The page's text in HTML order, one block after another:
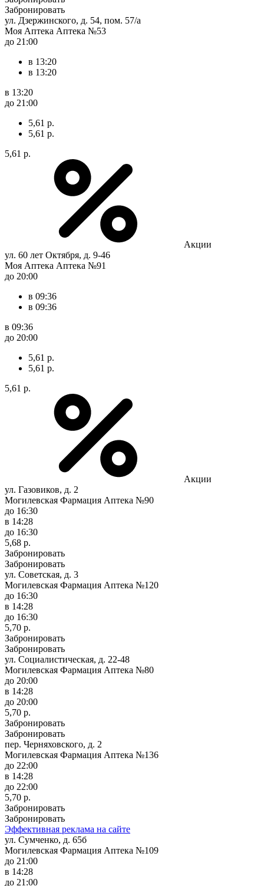
Забронировать
ул. Дзержинского, д. 54, пом. 57/а
Моя Аптека Аптека №53
до 21:00
в 13:20
в 13:20
в 13:20
до 21:00
5,61 р.
5,61 р.
5,61 р.
Акции
ул. 60 лет Октября, д. 9-46
Моя Аптека Аптека №91
до 20:00
в 09:36
в 09:36
в 09:36
до 20:00
5,61 р.
5,61 р.
5,61 р.
Акции
ул. Газовиков, д. 2
Могилевская Фармация Аптека №90
до 16:30
в 14:28
до 16:30
5,68 р.
Забронировать
Забронировать
ул. Советская, д. 3
Могилевская Фармация Аптека №120
до 16:30
в 14:28
до 16:30
5,70 р.
Забронировать
Забронировать
ул. Социалистическая, д. 22-48
Могилевская Фармация Аптека №80
до 20:00
в 14:28
до 20:00
5,70 р.
Забронировать
Забронировать
пер. Черняховского, д. 2
Могилевская Фармация Аптека №136
до 22:00
в 14:28
до 22:00
5,70 р.
Забронировать
Забронировать
Эффективная реклама на сайте
ул. Сумченко, д. 65б
Могилевская Фармация Аптека №109
до 21:00
в 14:28
до 21:00